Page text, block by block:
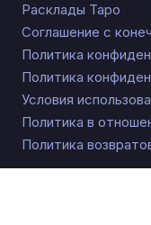
Расклады Таро
Соглашение с
Политика
Политика
Условия
Политика в
Политика